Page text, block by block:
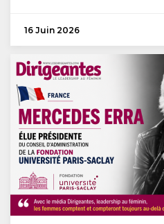
16 Juin 2026